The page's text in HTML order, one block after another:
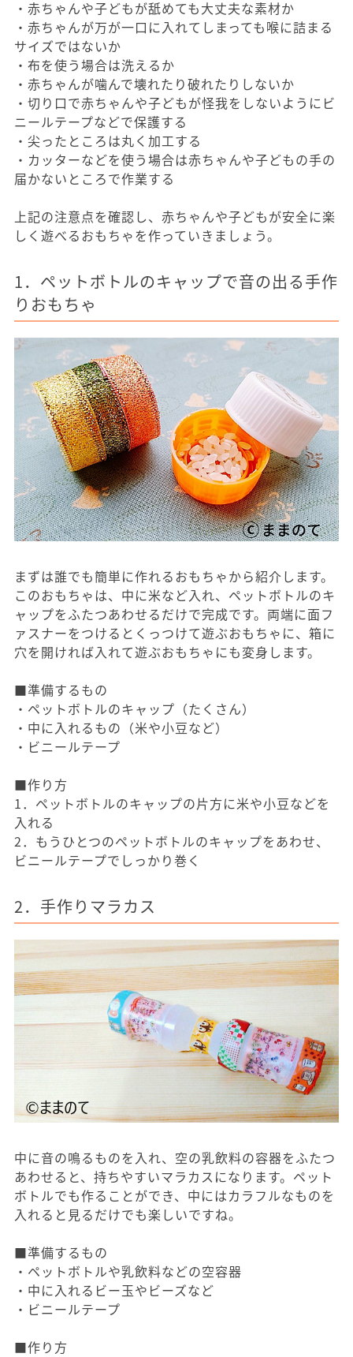
・赤ちゃんや子どもが舐めても大丈夫な素材か
・赤ちゃんが万が一口に入れてしまっても喉に詰まる
サイズではないか
・布を使う場合は洗えるか
・赤ちゃんが噛んで壊れたり破れたりしないか
・切り口で赤ちゃんや子どもが怪我をしないようにビ
ニールテープなどで保護する
・尖ったところは丸く加工する
・カッターなどを使う場合は赤ちゃんや子どもの手の
届かないところで作業する
上記の注意点を確認し、赤ちゃんや子どもが安全に楽
しく遊べるおもちゃを作っていきましょう。
1．ペットボトルのキャップで音の出る手作
りおもちゃ
まずは誰でも簡単に作れるおもちゃから紹介します。
このおもちゃは、中に米など入れ、ペットボトルのキ
ャップをふたつあわせるだけで完成です。両端に面フ
ァスナーをつけるとくっつけて遊ぶおもちゃに、箱に
穴を開ければ入れて遊ぶおもちゃにも変身します。
■準備するもの
・ペットボトルのキャップ（たくさん）
・中に入れるもの（米や小豆など）
・ビニールテープ
■作り方
1．ペットボトルのキャップの片方に米や小豆などを
入れる
2．もうひとつのペットボトルのキャップをあわせ、
ビニールテープでしっかり巻く
2．手作りマラカス
中に音の鳴るものを入れ、空の乳飲料の容器をふたつ
あわせると、持ちやすいマラカスになります。ペット
ボトルでも作ることができ、中にはカラフルなものを
入れると見るだけでも楽しいですね。
■準備するもの
・ペットボトルや乳飲料などの空容器
・中に入れるビー玉やビーズなど
・ビニールテープ
■作り方